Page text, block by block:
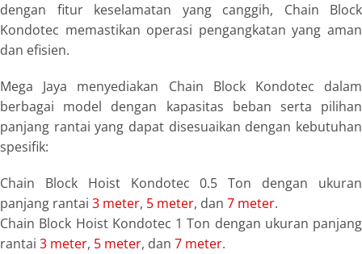
dengan fitur keselamatan yang canggih, Chain Block
Kondotec memastikan operasi pengangkatan yang aman
dan efisien.
Mega Jaya menyediakan Chain Block Kondotec dalam
berbagai model dengan kapasitas beban serta pilihan
panjang rantai yang dapat disesuaikan dengan kebutuhan
spesifik:
Chain Block Hoist Kondotec 0.5 Ton dengan ukuran
panjang rantai 3 meter, 5 meter, dan 7 meter.
Chain Block Hoist Kondotec 1 Ton dengan ukuran panjang
rantai 3 meter, 5 meter, dan 7 meter.